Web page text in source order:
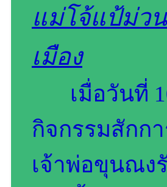
แม่โจ้แป้ม่ว
เมือง
เมื่อวันที่
กิจกรรมสักก
เจ้าพ่อขุนณง